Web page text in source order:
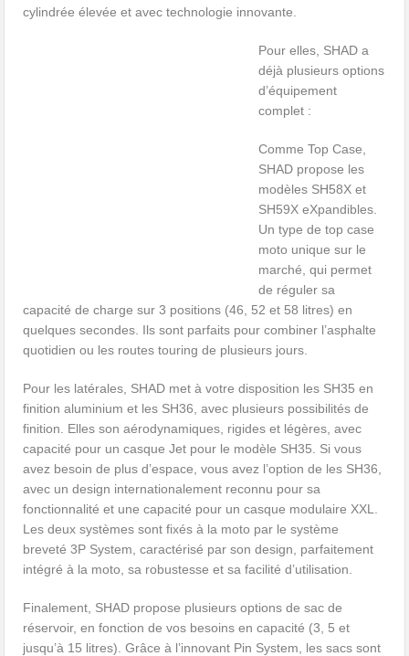
cylindrée élevée et avec technologie innovante.
Pour elles, SHAD a
déjà plusieurs options
d’équipement
complet :
Comme Top Case,
SHAD propose les
modèles SH58X et
SH59X eXpandibles.
Un type de top case
moto unique sur le
marché, qui permet
de réguler sa
capacité de charge sur 3 positions (46, 52 et 58 litres) en
quelques secondes. Ils sont parfaits pour combiner l’asphalte
quotidien ou les routes touring de plusieurs jours.
Pour les latérales, SHAD met à votre disposition les SH35 en
finition aluminium et les SH36, avec plusieurs possibilités de
finition. Elles son aérodynamiques, rigides et légères, avec
capacité pour un casque Jet pour le modèle SH35. Si vous
avez besoin de plus d’espace, vous avez l’option de les SH36,
avec un design internationalement reconnu pour sa
fonctionnalité et une capacité pour un casque modulaire XXL.
Les deux systèmes sont fixés à la moto par le système
breveté 3P System, caractérisé par son design, parfaitement
intégré à la moto, sa robustesse et sa facilité d’utilisation.
Finalement, SHAD propose plusieurs options de sac de
réservoir, en fonction de vos besoins en capacité (3, 5 et
jusqu’à 15 litres). Grâce à l’innovant Pin System, les sacs sont